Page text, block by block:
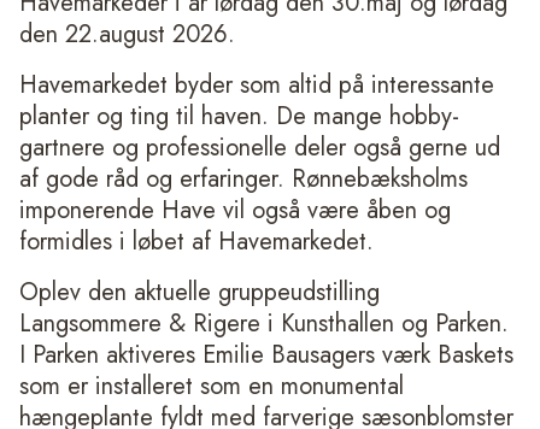
den 22.august 2026.
Havemarkedet byder som altid på interessante
planter og ting til haven. De mange hobby-
gartnere og professionelle deler også gerne ud
af gode råd og erfaringer. Rønnebæksholms
imponerende Have vil også være åben og
formidles i løbet af Havemarkedet.
Oplev den aktuelle gruppeudstilling
Langsommere & Rigere i Kunsthallen og Parken.
I Parken aktiveres Emilie Bausagers værk Baskets
som er installeret som en monumental
hængeplante fyldt med farverige sæsonblomster